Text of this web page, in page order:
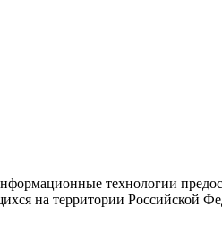
технологии
на территории Российской